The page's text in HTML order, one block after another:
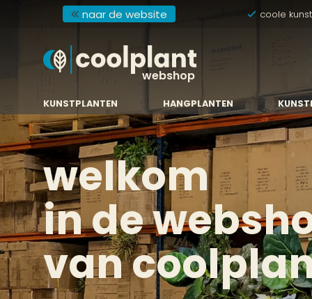
naar de website coole
webshop
KUNSTPLANTEN HANGPLANTEN
welkom
in de
van